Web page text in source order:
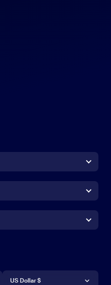
Rooms 應用程式
程式
貨幣
US Dollar $